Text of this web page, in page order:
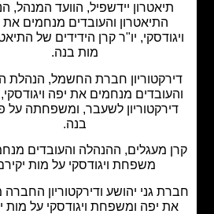
יידשפיל, הוועד המנהל, הנהלת
התיאטרון והעובדים מנחמים את יפה
יו"ר קרן הידידים של התיאטרון, על
מות בנה.
חברת החשמל, הנהלת החברה
מנחמים את יפה ויגודסקי, חברת
לשעבר, ומשפחתה על פטירת
מעגלים, ההנהלה והעובדים מנחמים את
משפחת ויגודסקי על מות יקירם.
גני יהושע ודירקטוריון החברה מנחמים
יפה ומשפחת ויגודסקי על מות יקירם.